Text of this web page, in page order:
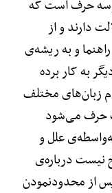
حرف است که
دارند و از
و به ریشه‌ی
به کار برده
زبان‌های مختلف
حرف می‌شود
علل و
نیست درباره‌ی
از محدودنمودن